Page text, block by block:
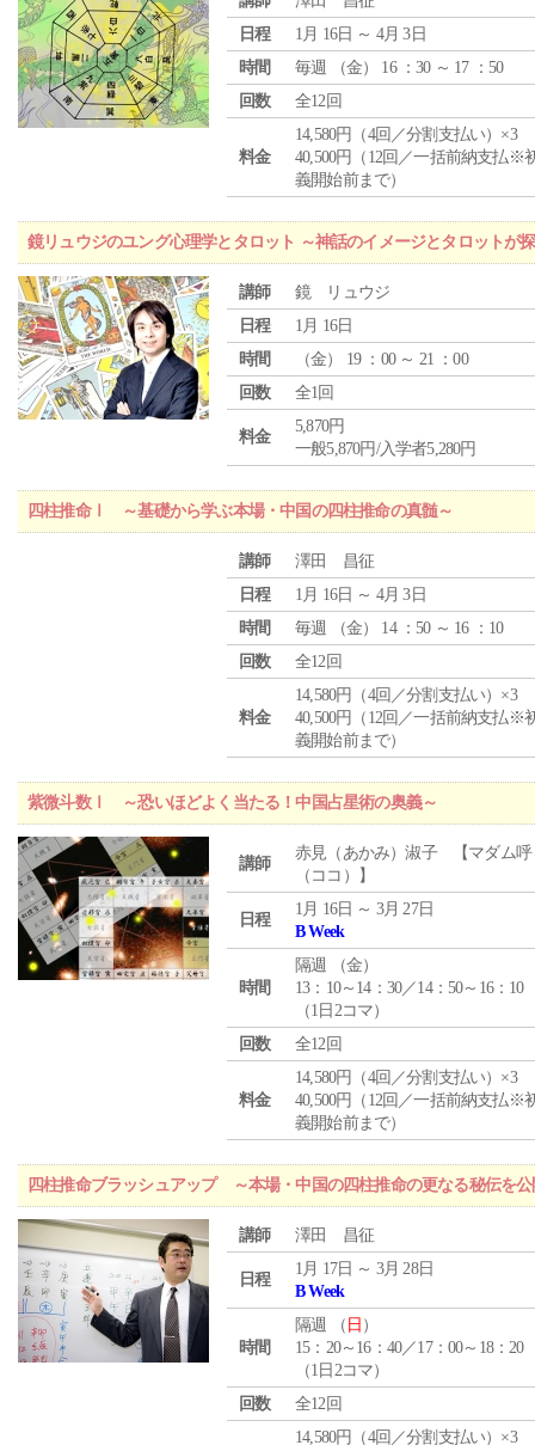
日程
1月 16日 ～ 4月 3日
時間
毎週 （金） 16 ：30 ～ 17 ：50
回数
全12回
料金
14,580円（4回／分割支払い）×3
40,500円（12回／一括前納支払※
義開始前まで）
鏡リュウジのユング心理学とタロット ～神話のイメージとタロットが
講師
鏡 リュウジ
日程
1月 16日
時間
（金） 19 ：00 ～ 21 ：00
回数
全1回
料金
5,870円
一般5,870円/入学者5,280円
四柱推命Ⅰ ～基礎から学ぶ本場・中国の四柱推命の真髄～
講師
澤田 昌征
日程
1月 16日 ～ 4月 3日
時間
毎週 （金） 14 ：50 ～ 16 ：10
回数
全12回
料金
14,580円（4回／分割支払い）×3
40,500円（12回／一括前納支払※
義開始前まで）
紫微斗数Ⅰ ～恐いほどよく当たる！中国占星術の奥義～
講師
赤見（あかみ）淑子 【マダム呼
（ココ）】
日程
1月 16日 ～ 3月 27日
B Week
時間
隔週 （金）
13：10～14：30／14：50～16：10
（1日2コマ）
回数
全12回
料金
14,580円（4回／分割支払い）×3
40,500円（12回／一括前納支払※
義開始前まで）
四柱推命ブラッシュアップ ～本場・中国の四柱推命の更なる秘伝を
講師 澤田 昌征
日程
1月 17日 ～ 3月 28日
B Week
時間
隔週 （ 日 ）
15：20～16：40／17：00～18：20
（1日2コマ）
回数
全12回
14,580円（4回／分割支払い）×3